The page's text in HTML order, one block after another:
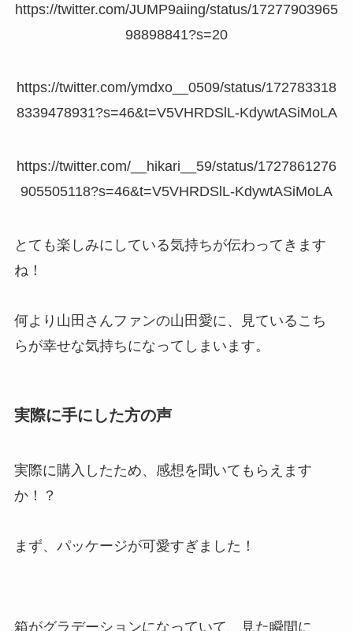
https://twitter.com/JUMP9aiing/status/17277903965
98898841?s=20
https://twitter.com/ymdxo__0509/status/172783318
8339478931?s=46&t=V5VHRDSlL-KdywtASiMoLA
https://twitter.com/__hikari__59/status/1727861276
905505118?s=46&t=V5VHRDSlL-KdywtASiMoLA
とても楽しみにしている気持ちが伝わってきます
ね！
何より山田さんファンの山田愛に、見ているこち
らが幸せな気持ちになってしまいます。
実際に手にした方の声
実際に購入したため、感想を聞いてもらえます
か！？
まず、パッケージが可愛すぎました！
箱がグラデーションになっていて、見た瞬間に